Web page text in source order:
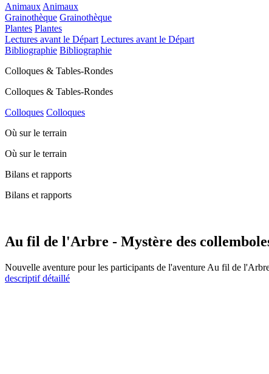
Animaux Animaux
Grainothèque Grainothèque
Plantes Plantes
Lectures avant le Départ Lectures avant le Départ
Bibliographie Bibliographie
Colloques & Tables-Rondes
Colloques & Tables-Rondes
Colloques Colloques
Où sur le terrain
Où sur le terrain
Bilans et rapports
Bilans et rapports
Au fil de l'Arbre - Mystère des
Nouvelle aventure pour les participants de l'aventure Au fil de
descriptif détaillé